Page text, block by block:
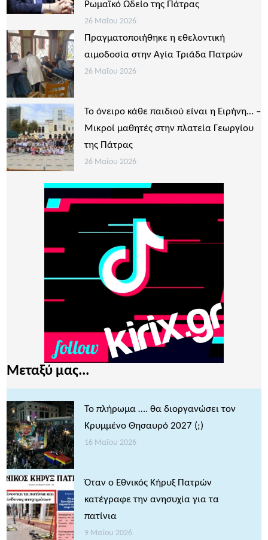
Ρωμαϊκό Ωδείο της Πάτρας
26 Μαΐου 2026
Πραγματοποιήθηκε η εθελοντική
αιμοδοσία στην Αγία Τριάδα Πατρών
26 Μαΐου 2026
Το όνειρο κάθε παιδιού είναι η Ειρήνη… –
Μικροί μαθητές στην πλατεία Γεωργίου
της Πάτρας
26 Μαΐου 2026
Μεταξύ μας...
Το πλήρωμα …. θα διοργανώσει τον
Κρυμμένο Θησαυρό 2027 (;)
16 Μαΐου 2026
Όταν ο Εθνικός Κήρυξ Πατρών
κατέγραφε την ανησυχία για τα
πατίνια
9 Μαΐου 2026